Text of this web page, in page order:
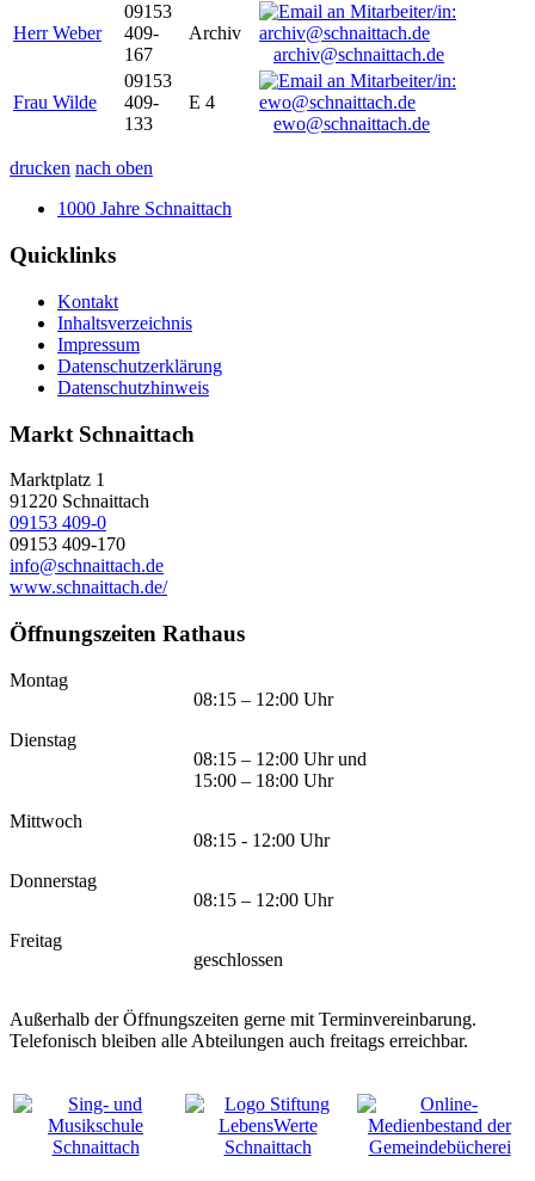
Herr Weber
09153
409-
167
Archiv
archiv@schnaittach.de
Frau Wilde
09153
409-
133
E 4
ewo@schnaittach.de
drucken nach oben
1000 Jahre Schnaittach
Quicklinks
Kontakt
Inhaltsverzeichnis
Impressum
Datenschutzerklärung
Datenschutzhinweis
Markt Schnaittach
Marktplatz 1
91220 Schnaittach
09153 409-0
09153 409-170
info@schnaittach.de
www.schnaittach.de/
Öffnungszeiten Rathaus
Montag
08:15 – 12:00 Uhr
Dienstag
08:15 – 12:00 Uhr und
15:00 – 18:00 Uhr
Mittwoch
08:15 - 12:00 Uhr
Donnerstag
08:15 – 12:00 Uhr
Freitag
geschlossen
Außerhalb der Öffnungszeiten gerne mit Terminvereinbarung.
Telefonisch bleiben alle Abteilungen auch freitags erreichbar.